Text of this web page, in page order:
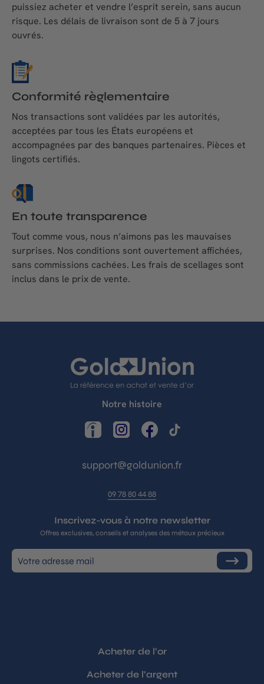
puissiez acheter et vendre l’esprit serein, sans aucun
risque. Les délais de livraison sont de 5 à 7 jours
ouvrés.
Conformité règlementaire
Nos transactions sont validées par les autorités,
acceptées par tous les États européens et
accompagnées par des banques partenaires. Pièces et
lingots certifiés.
En toute transparence
Tout comme vous, nous n’aimons pas les mauvaises
surprises. Nos conditions sont ouvertement affichées,
sans commissions cachées. Les frais de scellages sont
inclus dans le prix de vente.
Notre histoire
LinkedIn InstagramFacebookTikTok
support@goldunion.fr
09 78 80 44 88
Inscrivez-vous à notre newsletter
Offres exclusives, conseils et analyses des métaux précieux
Inscrivez-
vous
S'inscrire
Acheter de l’or
Acheter de l’argent